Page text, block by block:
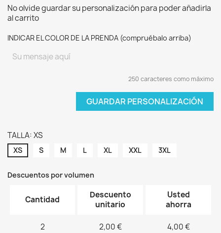
No olvide guardar su personalización para poder añadirla
al carrito
INDICAR EL COLOR DE LA PRENDA (compruébalo arriba)
250 caracteres como máximo
GUARDAR PERSONALIZACIÓN
TALLA: XS
XS S M L XL XXL 3XL
Descuentos por volumen
Cantidad
Descuento
unitario
Usted
ahorra
2 2,00 € 4,00 €